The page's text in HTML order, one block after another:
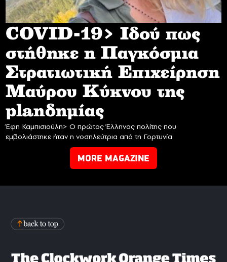
COVID-19> Iδού πως
στήθηκε η Παγκόσμια
Στρατιωτική Επιχείρηση
Mαύρου Κύκνου της
planδημίας
Έφη Καμπισιούλη> Ο πρώτος Έλληνας πολίτης που
εμβολιάστηκε ήταν η νοσηλεύτρια από τη Γορτυνία
MORE MAGAZINE